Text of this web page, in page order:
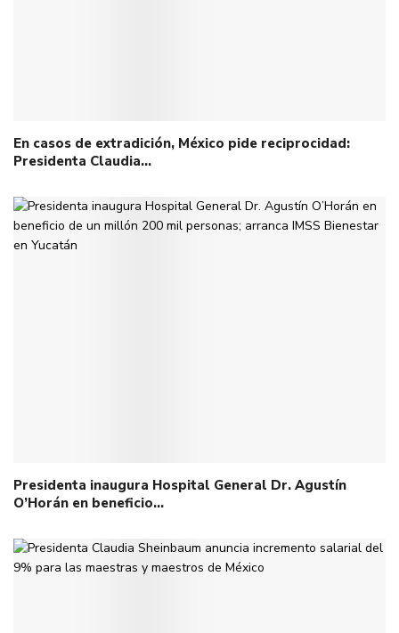
En casos de extradición, México pide reciprocidad:
Presidenta Claudia…
Presidenta inaugura Hospital General Dr. Agustín
O’Horán en beneficio…